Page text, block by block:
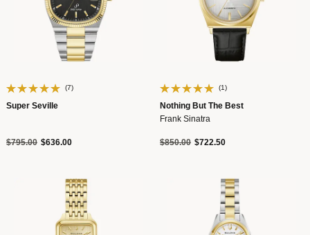
(7)
Super Seville
Precio reducido de
$795.00a$636.00
(1)
Nothing But The Best
Frank Sinatra
Precio reducido de
$850.00a$722.50